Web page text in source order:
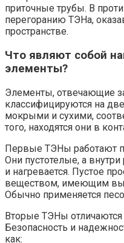
приточные трубы. В
перегоранию ТЭНа,
пространстве.
Что являют собой
элементы?
Элементы, отвечающие
классифицируются на
мокрыми и сухими,
того, находятся они в
Первые ТЭНы работают
Они пустотелые, а внутри
и нагревается. Пустое
веществом, имеющим
Обычно применяется
Вторые ТЭНы
Безопасность и
как: